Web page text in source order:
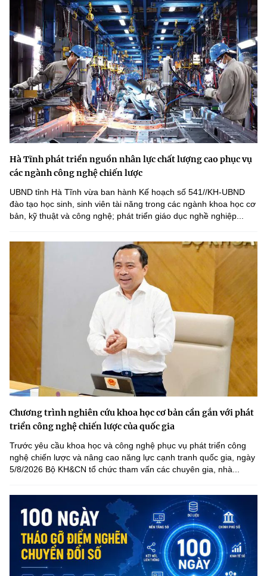
Hà Tĩnh phát triển nguồn nhân lực chất lượng cao phục vụ
các ngành công nghệ chiến lược
UBND tỉnh Hà Tĩnh vừa ban hành Kế hoạch số 541//KH-UBND
đào tạo học sinh, sinh viên tài năng trong các ngành khoa học cơ
bản, kỹ thuật và công nghệ; phát triển giáo dục nghề nghiệp...
Chương trình nghiên cứu khoa học cơ bản cần gắn với phát
triển công nghệ chiến lược của quốc gia
Trước yêu cầu khoa học và công nghệ phục vụ phát triển công
nghệ chiến lược và nâng cao năng lực cạnh tranh quốc gia, ngày
5/8/2026 Bộ KH&CN tổ chức tham vấn các chuyên gia, nhà...